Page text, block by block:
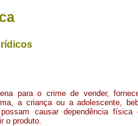
para o crime de vender,
a criança ou a adolescente,
possam causar dependência
o produto.